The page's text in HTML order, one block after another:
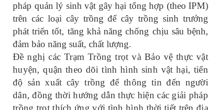
pháp quản lý sinh vật gây hại tổng hợp (theo IPM)
trên các loại cây trồng để cây trồng sinh trưởng
phát triển tốt, tăng khả năng chống chịu sâu bệnh,
đảm bảo năng suất, chất lượng.
Đề nghị các Trạm Trồng trọt và Bảo vệ thực vật
huyện, quận theo dõi tình hình sinh vật hại, tiến
độ sản xuất cây trồng để thông tin đến người
dân, đồng thời hướng dẫn thực hiện các giải pháp
trồng trọt thích ứng với tình hình thời tiết trên địa